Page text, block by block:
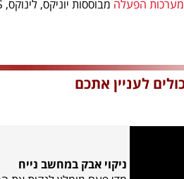
מערכות הפעלה מבוססות יוניקס, לינוקס, Mac OS.
לעניין אתכם
ניקוי אבק במחשב נייח